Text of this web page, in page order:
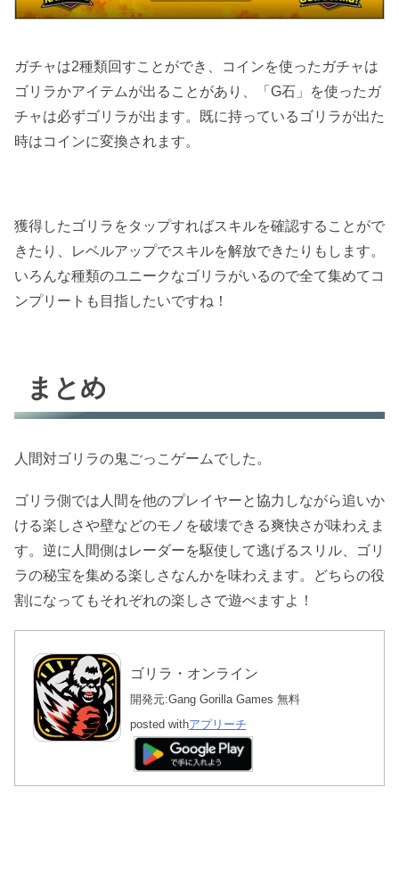
ガチャは2種類回すことができ、コインを使ったガチャは
ゴリラかアイテムが出ることがあり、「G石」を使ったガ
チャは必ずゴリラが出ます。既に持っているゴリラが出た
時はコインに変換されます。
獲得したゴリラをタップすればスキルを確認することがで
きたり、レベルアップでスキルを解放できたりもします。
いろんな種類のユニークなゴリラがいるので全て集めてコ
ンプリートも目指したいですね！
まとめ
人間対ゴリラの鬼ごっこゲームでした。
ゴリラ側では人間を他のプレイヤーと協力しながら追いか
ける楽しさや壁などのモノを破壊できる爽快さが味わえま
す。逆に人間側はレーダーを駆使して逃げるスリル、ゴリ
ラの秘宝を集める楽しさなんかを味わえます。どちらの役
割になってもそれぞれの楽しさで遊べますよ！
ゴリラ・オンライン
開発元:Gang Gorilla Games 無料
posted withアプリーチ